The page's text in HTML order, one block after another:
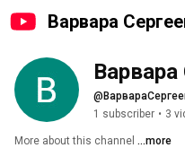
Варвара
Варвара
1 subscriber • 3
More about this channel ...more